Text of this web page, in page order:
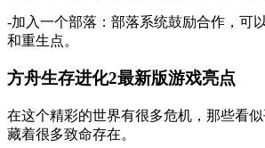
-加入一个部落：部落系统鼓励合作，可
和重生点。
方舟生存进化2最新版游戏亮点
在这个精彩的世界有很多危机，那些看
藏着很多致命存在。